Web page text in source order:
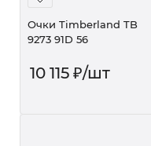
Очки Timberland TB
9273 91D 56
10 115 ₽/шт